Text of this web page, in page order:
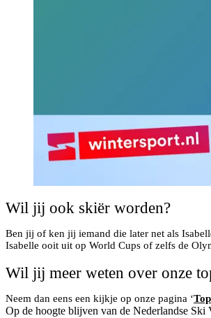
Wil jij ook skiër worden?
Ben jij of ken jij iemand die later net als
Isabelle ooit uit op World Cups of zelfs de
Wil jij meer weten over onze
Neem dan eens een kijkje op onze pagina ‘
Op de hoogte blijven van de Nederlandse